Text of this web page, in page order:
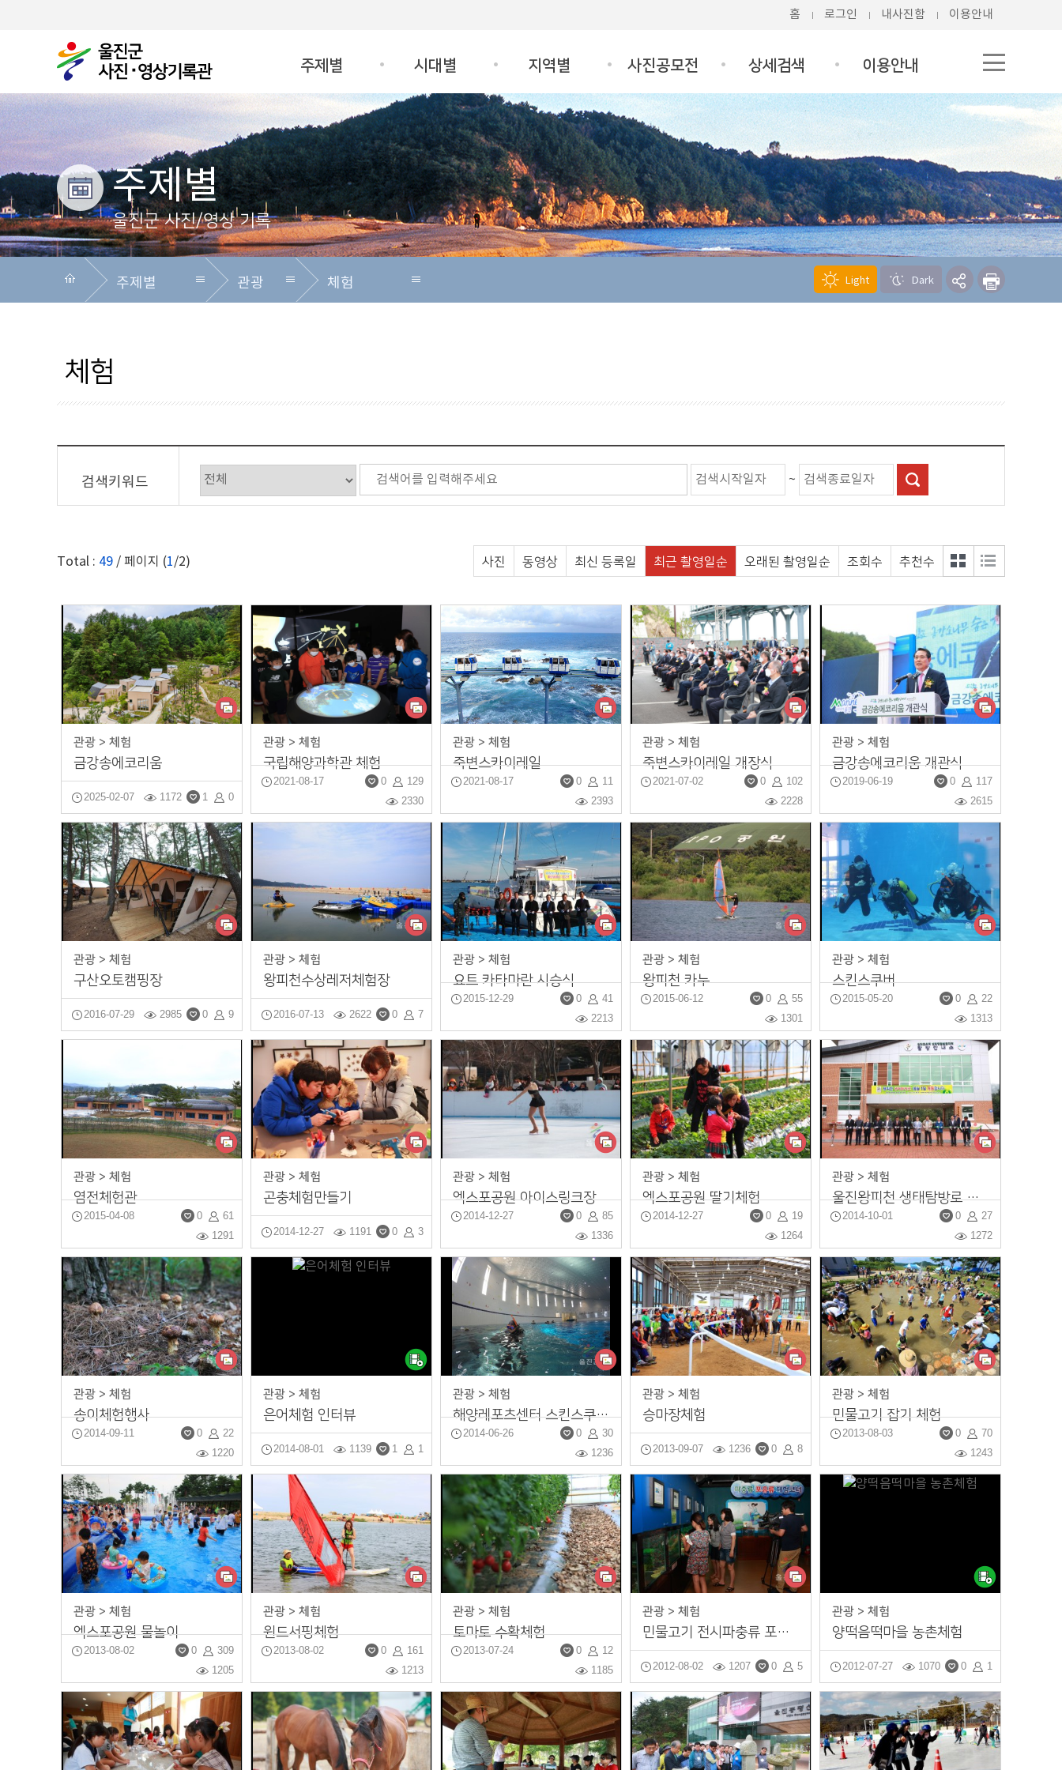
홈 로그인 내사진함 이용안내
주제별 시대별
시대별
지역별
지역별
사진공모전
사진공모전
상세검색
상세검색
이용안내
이용안내
주제별
울진군 사진/영상 기록
주제별
시대별
이용안내
관광
보건복지
교육과학
자연경관
축제행사
안전재난
울진의 맛
공모전
체험
공원/쉼터
온천
Light Dark
체험
검색키워드 ~
Total : 49 / 페이지 (1/2) 사진 동영상 최신 등록일 최근 촬영일순 오래된 촬영일순 조회수
추천수
리형
보기
형 보
기
관광 > 체험
금강송에코리움
2025-02-07 0
1
1172
관광 > 체험
국립해양과학관 체험
2021-08-17 129
0
2330
관광 > 체험
죽변스카이레일
2021-08-17 11
0
2393
관광 > 체험
죽변스카이레일 개장식
2021-07-02 102
0
2228
관광 > 체험
금강송에코리움 개관식
2019-06-19 117
0
2615
관광 > 체험
구산오토캠핑장
2016-07-29 9
0
2985
관광 > 체험
왕피천수상레저체험장
2016-07-13 7
0
2622
관광 > 체험
요트 카타마란 시승식
2015-12-29 41
0
2213
관광 > 체험
왕피천 카누
2015-06-12 55
0
1301
관광 > 체험
스킨스쿠버
2015-05-20 22
0
1313
관광 > 체험
염전체험관
2015-04-08 61
0
1291
관광 > 체험
곤충체험만들기
2014-12-27 3
0
1191
관광 > 체험
엑스포공원 아이스링크장
2014-12-27 85
0
1336
관광 > 체험
엑스포공원 딸기체험
2014-12-27 19
0
1264
관광 > 체험
울진왕피천 생태탐방로 개통식
2014-10-01 27
0
1272
관광 > 체험
송이체험행사
2014-09-11 22
0
1220
관광 > 체험
은어체험 인터뷰
2014-08-01 1
1
1139
관광 > 체험
해양레포츠센터 스킨스쿠버 체험
2014-06-26 30
0
1236
관광 > 체험
승마장체험
2013-09-07 8
0
1236
관광 > 체험
민물고기 잡기 체험
2013-08-03 70
0
1243
관광 > 체험
엑스포공원 물놀이
2013-08-02 309
0
1205
관광 > 체험
윈드서핑체험
2013-08-02 161
0
1213
관광 > 체험
토마토 수확체험
2013-07-24 12
0
1185
관광 > 체험
민물고기 전시파충류 포유류 체험코너
2012-08-02 5
0
1207
관광 > 체험
양떡음떡마을 농촌체험
2012-07-27 1
0
1070